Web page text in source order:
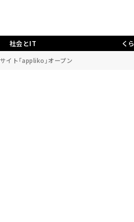
社会とIT く
イト「appliko」オープン